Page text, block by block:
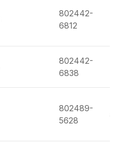
802442-
6812
802442-
6838
802489-
5628